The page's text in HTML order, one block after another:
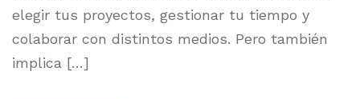
elegir tus proyectos, gestionar tu tiempo y
colaborar con distintos medios. Pero también
implica […]